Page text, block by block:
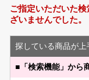
ご指定いただいた
ざいませんでした。
探している商品が上
■ 「検索機能」から